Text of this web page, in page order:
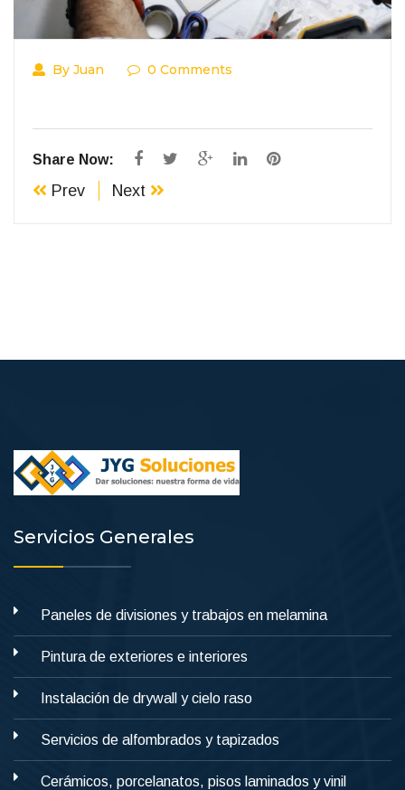
By Juan 0 Comments
Share Now:
Prev Next
Servicios Generales
Paneles de divisiones y trabajos en melamina
Pintura de exteriores e interiores
Instalación de drywall y cielo raso
Servicios de alfombrados y tapizados
Cerámicos, porcelanatos, pisos laminados y vinil